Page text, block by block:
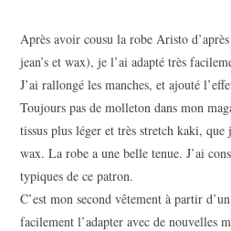
Après avoir cousu la robe Aristo
jean’s et wax), je l’ai adapté très
J’ai rallongé les manches, et ajouté
Toujours pas de molleton dans mon
tissus plus léger et très stretch kaki,
wax. La robe a une belle tenue. J’ai
typiques de ce patron.
C’est mon second vêtement à partir
facilement l’adapter avec de nouvelles